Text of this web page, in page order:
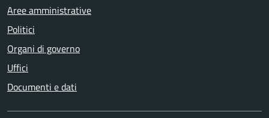
Aree amministrative
Politici
Organi di governo
Uffici
Documenti e dati